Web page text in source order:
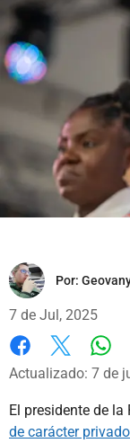
Por:
7 de Jul, 2025
Facebook
X
Actualizado: 7 de
El presidente de la
de carácter